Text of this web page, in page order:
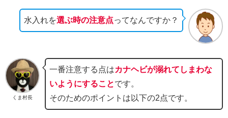
水入れを選ぶ時の注意点ってなんですか？
くま村長
一番注意する点はカナヘビが溺れてしまわな
いようにすることです。
そのためのポイントは以下の2点です。